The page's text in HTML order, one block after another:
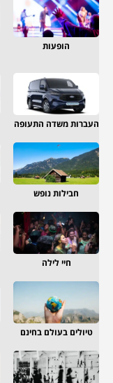
הופעות
העברות משדה התעופה
חבילות נופש
חיי לילה
טיולים בעולם בחינם